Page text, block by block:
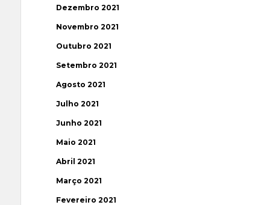
Dezembro 2021
Novembro 2021
Outubro 2021
Setembro 2021
Agosto 2021
Julho 2021
Junho 2021
Maio 2021
Abril 2021
Março 2021
Fevereiro 2021